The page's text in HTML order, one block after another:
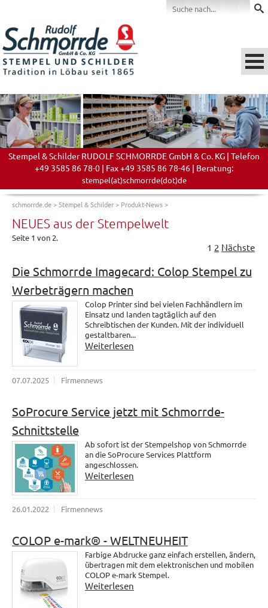
Stempel & Schilder RUDOLF SCHMORRDE GmbH & Co. KG | Telefon
+49 3585 86 78-0 | Fax +49 3585 86 78-46 | Beratung:
stempel(at)schmorrde(dot)de
schmorrde.de>Stempel & Schilder> Produkt-News>
NEUES aus der Stempelwelt
Seite 1 von 2.
1 2 Nächste
Die Schmorrde Imagecard: Colop Stempel zu
Werbeträgern machen
Colop Printer sind bei vielen Fachhändlern im
Einsatz und landen tagtäglich auf den
Schreibtischen der Kunden. Mit der individuell
gestaltbaren...
Weiterlesen
07.07.2025 Firmennews
SoProcure Service jetzt mit Schmorrde-
Schnittstelle
Ab sofort ist der Stempelshop von Schmorrde
an die SoProcure Services Plattform
angeschlossen.
Weiterlesen
26.01.2022 Firmennews
COLOP e-mark® - WELTNEUHEIT
Farbige Abdrucke ganz einfach erstellen, ändern,
übertragen mit dem elektronischen und mobilen
COLOP e-mark Stempel.
Weiterlesen